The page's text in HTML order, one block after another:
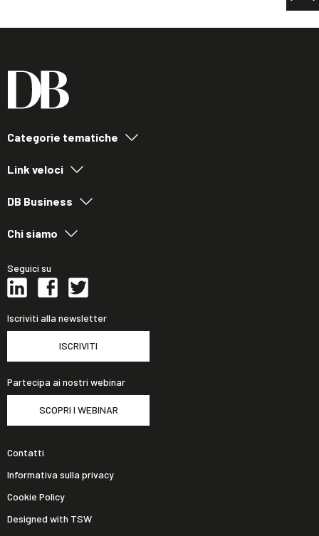
Categorie tematiche
Link veloci
DB Business
Chi siamo
Seguici su
Iscriviti alla newsletter
ISCRIVITI
Partecipa ai nostri webinar
SCOPRI I WEBINAR
Contatti
Informativa sulla privacy
Cookie Policy
Designed with TSW